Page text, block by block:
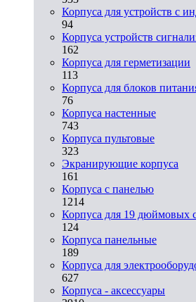
Корпуса для устройств с
94
Корпуса устройств
162
Корпуса для герметизации
113
Корпуса для блоков
76
Корпуса настенные
743
Корпуса пультовые
323
Экранирующие корпуса
161
Корпуса с панелью
1214
Корпуса для 19 дюймовых
124
Корпуса панельные
189
Корпуса для
627
Корпуса - аксессуары